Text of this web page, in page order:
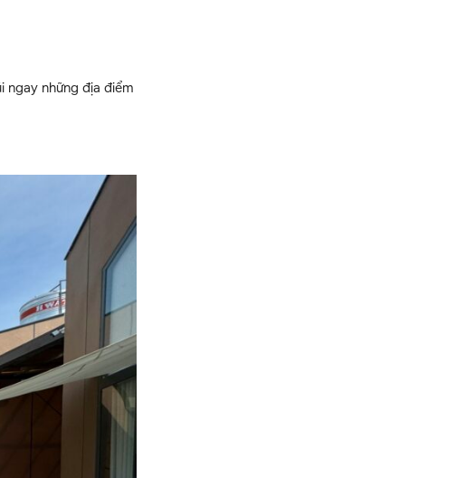
ngay những địa điểm